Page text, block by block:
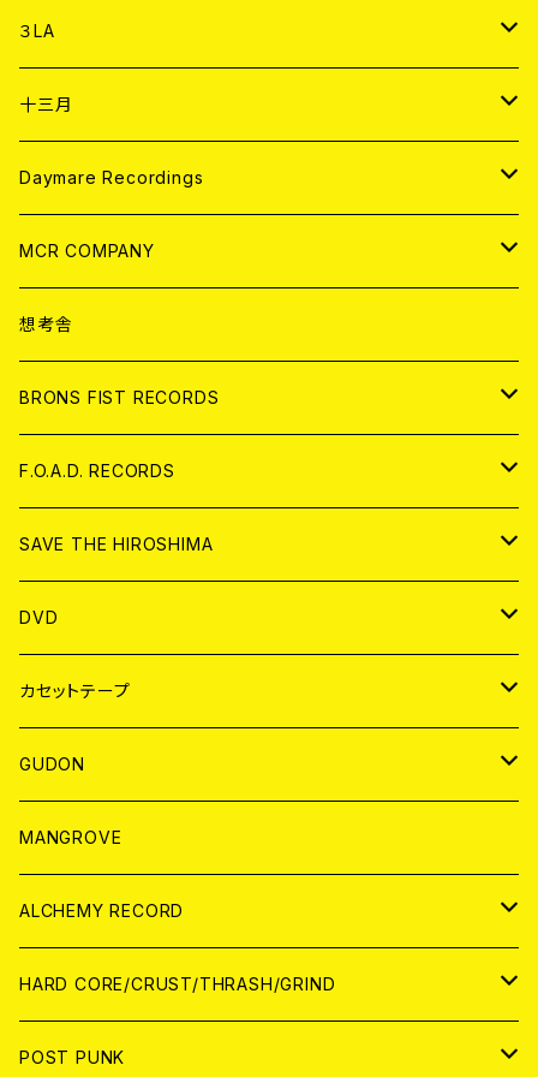
DIGITAL CONTENTS
アナログ
CD
ANALOG
アパレル
３LA
CD
ANALOG
十三月
CD
ANALOG
Daymare Recordings
CD
ANALOG
MCR COMPANY
CD
アパレル
ANALOG
想考舎
BRONS FIST RECORDS
CD
ANALOG
F.O.A.D. RECORDS
CD
ANALOG
SAVE THE HIROSHIMA
アパレル
BADGE
DVD
JAPAN
WORLD
カセットテープ
JAPAN
WORLD
GUDON
アパレル
PATCH
アナログ
DIGITAL CONTENTS
MANGROVE
ALCHEMY RECORD
CD
ANALOG
HARD CORE/CRUST/THRASH/GRIND
JAPAN
POST PUNK